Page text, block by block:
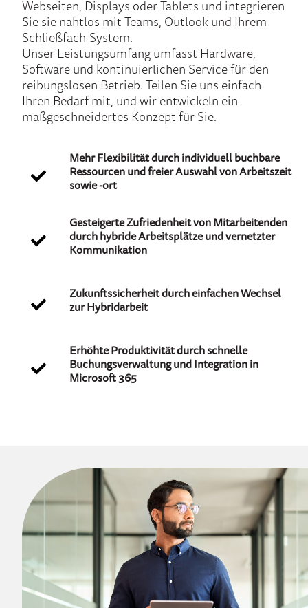
Webseiten, Displays oder Tablets und integrieren
Sie sie nahtlos mit Teams, Outlook und Ihrem
Schließfach-System.
Unser Leistungsumfang umfasst Hardware,
Software und kontinuierlichen Service für den
reibungslosen Betrieb. Teilen Sie uns einfach
Ihren Bedarf mit, und wir entwickeln ein
maßgeschneidertes Konzept für Sie.
Mehr Flexibilität durch individuell buchbare
Ressourcen und freier Auswahl von Arbeitszeit
sowie -ort
Gesteigerte Zufriedenheit von Mitarbeitenden
durch hybride Arbeitsplätze und vernetzter
Kommunikation
Zukunftssicherheit durch einfachen Wechsel
zur Hybridarbeit
Erhöhte Produktivität durch schnelle
Buchungsverwaltung und Integration in
Microsoft 365